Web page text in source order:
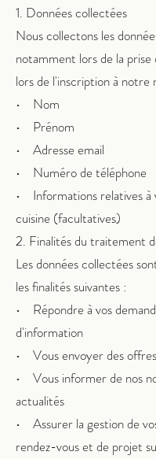
1. Données collectées
Nous collectons les
notamment lors de la
lors de l'inscription à notre
• Nom
• Prénom
• Adresse email
• Numéro de téléphone
• Informations relatives
cuisine (facultatives)
2. Finalités du traitement
Les données collectées
les finalités suivantes :
• Répondre à vos
d'information
• Vous envoyer des
• Vous informer de nos
actualités
• Assurer la gestion de
rendez-vous et de projet